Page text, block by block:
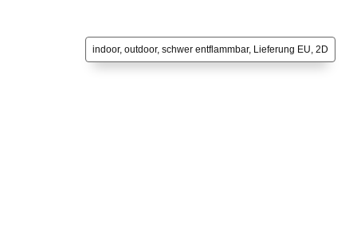
indoor, outdoor, schwer entflammbar, Lieferung EU, 2D